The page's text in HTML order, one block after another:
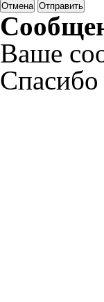
Отмена Отправить
Ваше
Спасибо